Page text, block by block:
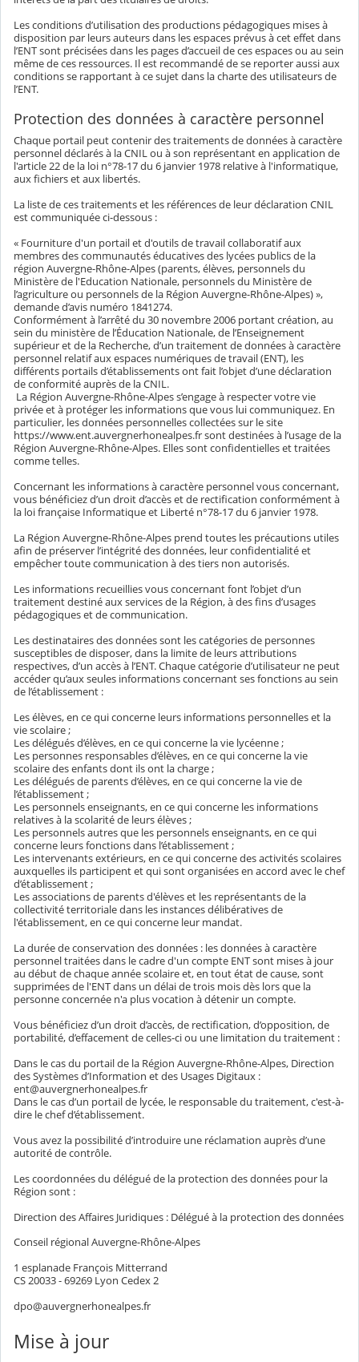
Les conditions d’utilisation des productions pédagogiques mises à
disposition par leurs auteurs dans les espaces prévus à cet effet dans
l’ENT sont précisées dans les pages d’accueil de ces espaces ou au sein
même de ces ressources. Il est recommandé de se reporter aussi aux
conditions se rapportant à ce sujet dans la charte des utilisateurs de
l’ENT.
Protection des données à caractère personnel
Chaque portail peut contenir des traitements de données à caractère
personnel déclarés à la CNIL ou à son représentant en application de
l'article 22 de la loi n°78-17 du 6 janvier 1978 relative à l'informatique,
aux fichiers et aux libertés.
La liste de ces traitements et les références de leur déclaration CNIL
est communiquée ci-dessous :
« Fourniture d'un portail et d'outils de travail collaboratif aux
membres des communautés éducatives des lycées publics de la
région Auvergne-Rhône-Alpes (parents, élèves, personnels du
Ministère de l'Education Nationale, personnels du Ministère de
l’agriculture ou personnels de la Région Auvergne-Rhône-Alpes) »,
demande d’avis numéro 1841274.
Conformément à l’arrêté du 30 novembre 2006 portant création, au
sein du ministère de l’Éducation Nationale, de l’Enseignement
supérieur et de la Recherche, d’un traitement de données à caractère
personnel relatif aux espaces numériques de travail (ENT), les
différents portails d’établissements ont fait l’objet d’une déclaration
de conformité auprès de la CNIL.
La Région Auvergne-Rhône-Alpes s’engage à respecter votre vie
privée et à protéger les informations que vous lui communiquez. En
particulier, les données personnelles collectées sur le site
https://www.ent.auvergnerhonealpes.fr sont destinées à l’usage de la
Région Auvergne-Rhône-Alpes. Elles sont confidentielles et traitées
comme telles.
Concernant les informations à caractère personnel vous concernant,
vous bénéficiez d’un droit d’accès et de rectification conformément à
la loi française Informatique et Liberté n°78-17 du 6 janvier 1978.
La Région Auvergne-Rhône-Alpes prend toutes les précautions utiles
afin de préserver l’intégrité des données, leur confidentialité et
empêcher toute communication à des tiers non autorisés.
Les informations recueillies vous concernant font l’objet d’un
traitement destiné aux services de la Région, à des fins d’usages
pédagogiques et de communication.
Les destinataires des données sont les catégories de personnes
susceptibles de disposer, dans la limite de leurs attributions
respectives, d’un accès à l’ENT. Chaque catégorie d’utilisateur ne peut
accéder qu’aux seules informations concernant ses fonctions au sein
de l’établissement :
Les élèves, en ce qui concerne leurs informations personnelles et la
vie scolaire ;
Les délégués d’élèves, en ce qui concerne la vie lycéenne ;
Les personnes responsables d’élèves, en ce qui concerne la vie
scolaire des enfants dont ils ont la charge ;
Les délégués de parents d’élèves, en ce qui concerne la vie de
l’établissement ;
Les personnels enseignants, en ce qui concerne les informations
relatives à la scolarité de leurs élèves ;
Les personnels autres que les personnels enseignants, en ce qui
concerne leurs fonctions dans l’établissement ;
Les intervenants extérieurs, en ce qui concerne des activités scolaires
auxquelles ils participent et qui sont organisées en accord avec le chef
d’établissement ;
Les associations de parents d'élèves et les représentants de la
collectivité territoriale dans les instances délibératives de
l'établissement, en ce qui concerne leur mandat.
La durée de conservation des données : les données à caractère
personnel traitées dans le cadre d'un compte ENT sont mises à jour
au début de chaque année scolaire et, en tout état de cause, sont
supprimées de l'ENT dans un délai de trois mois dès lors que la
personne concernée n'a plus vocation à détenir un compte.
Vous bénéficiez d’un droit d’accès, de rectification, d’opposition, de
portabilité, d’effacement de celles-ci ou une limitation du traitement :
Dans le cas du portail de la Région Auvergne-Rhône-Alpes, Direction
des Systèmes d’Information et des Usages Digitaux :
ent@auvergnerhonealpes.fr
Dans le cas d’un portail de lycée, le responsable du traitement, c'est-à-
dire le chef d’établissement.
Vous avez la possibilité d’introduire une réclamation auprès d’une
autorité de contrôle.
Les coordonnées du délégué de la protection des données pour la
Région sont :
Direction des Affaires Juridiques : Délégué à la protection des données
Conseil régional Auvergne-Rhône-Alpes
1 esplanade François Mitterrand
CS 20033 - 69269 Lyon Cedex 2
dpo@auvergnerhonealpes.fr
Mise à jour